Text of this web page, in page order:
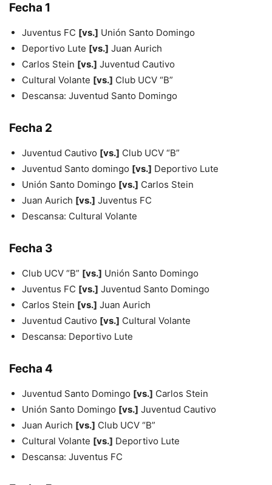
Fecha 1
Juventus FC [vs.] Unión Santo Domingo
Deportivo Lute [vs.] Juan Aurich
Carlos Stein [vs.] Juventud Cautivo
Cultural Volante [vs.] Club UCV “B”
Descansa: Juventud Santo Domingo
Fecha 2
Juventud Cautivo [vs.] Club UCV “B”
Juventud Santo domingo [vs.] Deportivo Lute
Unión Santo Domingo [vs.] Carlos Stein
Juan Aurich [vs.] Juventus FC
Descansa: Cultural Volante
Fecha 3
Club UCV “B” [vs.] Unión Santo Domingo
Juventus FC [vs.] Juventud Santo Domingo
Carlos Stein [vs.] Juan Aurich
Juventud Cautivo [vs.] Cultural Volante
Descansa: Deportivo Lute
Fecha 4
Juventud Santo Domingo [vs.] Carlos Stein
Unión Santo Domingo [vs.] Juventud Cautivo
Juan Aurich [vs.] Club UCV “B”
Cultural Volante [vs.] Deportivo Lute
Descansa: Juventus FC